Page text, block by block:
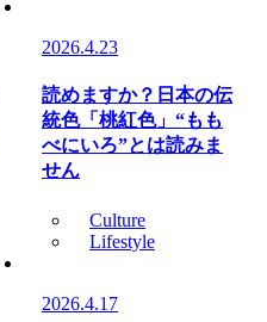
2026.4.23
読めますか？日本の伝
統色「桃紅色」“もも
べにいろ”とは読みま
せん
Culture
Lifestyle
2026.4.17